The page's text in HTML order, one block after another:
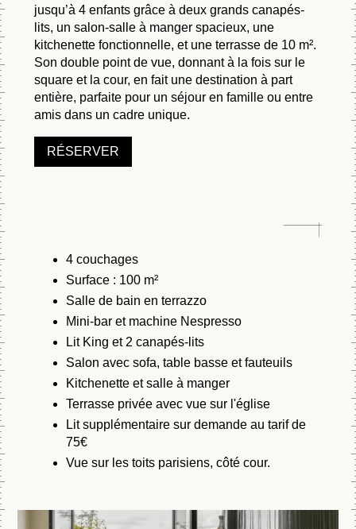
jusqu’à 4 enfants grâce à deux grands canapés-
lits, un salon-salle à manger spacieux, une
kitchenette fonctionnelle, et une terrasse de 10 m².
Son double point de vue, donnant à la fois sur le
square et la cour, en fait une destination à part
entière, parfaite pour un séjour en famille ou entre
amis dans un cadre unique.
RÉSERVER
4 couchages
Surface : 100 m²
Salle de bain en terrazzo
Mini-bar et machine Nespresso
Lit King et 2 canapés-lits
Salon avec sofa, table basse et fauteuils
Kitchenette et salle à manger
Terrasse privée avec vue sur l'église
Lit supplémentaire sur demande au tarif de
75€
Vue sur les toits parisiens, côté cour.
Choisissez une
comme à votre
précise sera